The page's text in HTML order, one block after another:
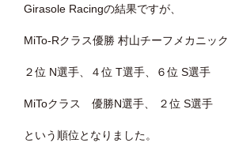
Girasole Racingの結果ですが、
MiTo-Rクラス優勝 村山チーフメカニック
２位 N選手、４位 T選手、６位 S選手
MiToクラス 優勝N選手、 ２位 S選手
という順位となりました。